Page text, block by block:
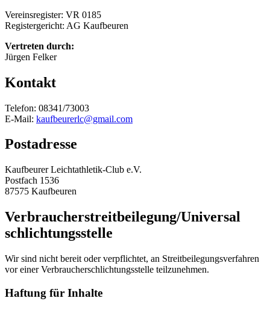
Vereinsregister: VR 0185
Registergericht: AG Kaufbeuren
Vertreten durch:
Jürgen Felker
Kontakt
Telefon: 08341/73003
E-Mail: kaufbeurerlc@gmail.com
Postadresse
Kaufbeurer Leichtathletik-Club e.V.
Postfach 1536
87575 Kaufbeuren
Verbraucherstreitbeilegung/Universal
schlichtungsstelle
Wir sind nicht bereit oder verpflichtet, an Streitbeilegungsverfahren
vor einer Verbraucherschlichtungsstelle teilzunehmen.
Haftung für Inhalte